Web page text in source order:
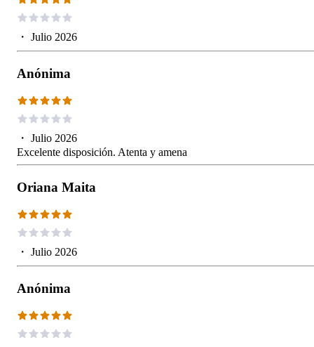
・ Julio 2026
Anónima
・ Julio 2026
Excelente disposición. Atenta y amena
Oriana Maita
・ Julio 2026
Anónima